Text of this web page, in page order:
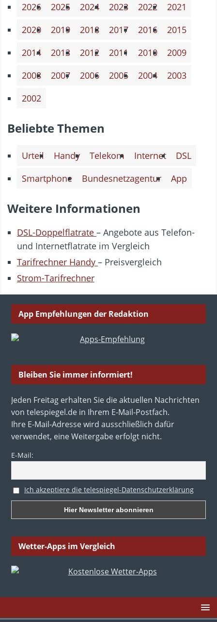
2026 2025 2024 2023 2022
2021
2020
2019 2018 2017 2016
2015
2014
2013 2012 2011 2010
2009
2008
2007 2006 2005 2004
2003
2002
Beliebte Themen
Urteil Handy Telekom Internet
DSL
Smartphone
Bundesnetzagentur App
Weitere Informationen
DSL-Doppelflatrate – Angebote aus Telefon-
und Internetflatrate im Vergleich
Tarifrechner Handy – Preisvergleich
Strom-Tarifrechner
App Empfehlungen der Redaktion
Bleiben Sie immer informiert!
Jeden Freitag erhalten Sie die aktuellen Nachrichten
von telespiegel.de in Ihrem E-Mail-Postfach.
Ihre E-Mail-Adresse wird ausschließlich dafür
verwendet, eine Weitergabe erfolgt nicht.
E-Mail:
Ich akzeptiere die telespiegel-Datenschutzerklärung
Wetter-Apps im Vergleich